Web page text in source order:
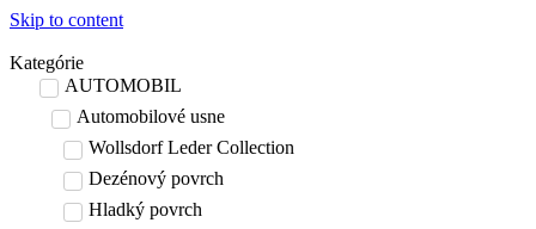
Skip to content
Kategórie
AUTOMOBIL
Automobilové usne
Wollsdorf Leder Collection
Dezénový povrch
Hladký povrch